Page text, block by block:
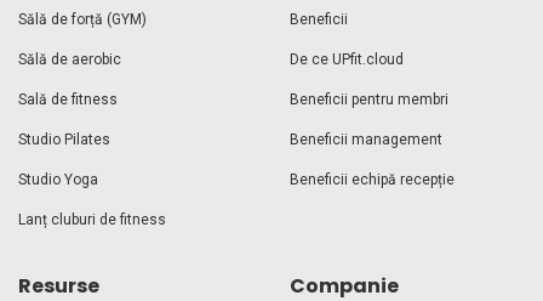
Sălă de forță (GYM)
Sălă de aerobic
Sală de fitness
Studio Pilates
Studio Yoga
Lanț cluburi de fitness
Beneficii
De ce UPfit.cloud
Beneficii pentru membri
Beneficii management
Beneficii echipă recepție
Resurse Companie